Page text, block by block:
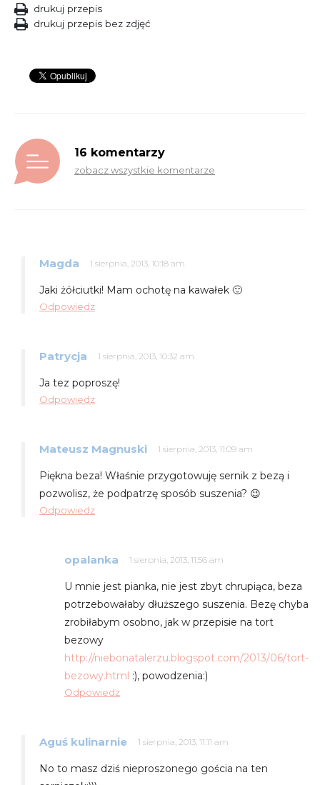
drukuj przepis
drukuj przepis bez zdjęć
16 komentarzy
zobacz wszystkie komentarze
Magda 1 sierpnia, 2013, 10:18 am
Jaki żółciutki! Mam ochotę na kawałek 🙂
Odpowiedz
Patrycja 1 sierpnia, 2013, 10:32 am
Ja tez poproszę!
Odpowiedz
Mateusz Magnuski 1 sierpnia, 2013, 11:09 am
Piękna beza! Właśnie przygotowuję sernik z bezą i
pozwolisz, że podpatrzę sposób suszenia? 😉
Odpowiedz
opalanka 1 sierpnia, 2013, 11:56 am
U mnie jest pianka, nie jest zbyt chrupiąca, beza
potrzebowałaby dłuższego suszenia. Bezę chyba
zrobiłabym osobno, jak w przepisie na tort
bezowy
http://niebonatalerzu.blogspot.com/2013/06/tort-
bezowy.html :), powodzenia:)
Odpowiedz
Aguś kulinarnie 1 sierpnia, 2013, 11:11 am
No to masz dziś nieproszonego gościa na ten